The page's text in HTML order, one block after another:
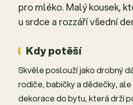
pro mléko. Malý kousek,
u srdce a rozzáří všední
Kdy potěší
Skvěle poslouží jako drobný
rodiče, babičky a dědečky,
dekorace do bytu, která drží